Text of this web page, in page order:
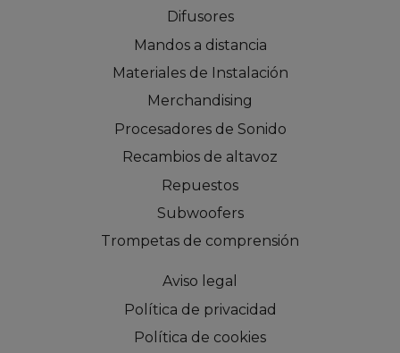
Difusores
Mandos a distancia
Materiales de Instalación
Merchandising
Procesadores de Sonido
Recambios de altavoz
Repuestos
Subwoofers
Trompetas de comprensión
Aviso legal
Política de privacidad
Política de cookies